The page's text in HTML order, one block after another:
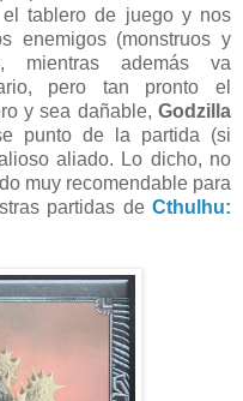
tablero de juego y nos
enemigos (monstruos y
mientras además va
pero tan pronto el
y sea dañable, Godzilla
punto de la partida (si
aliado. Lo dicho, no
muy recomendable para
partidas de Cthulhu: